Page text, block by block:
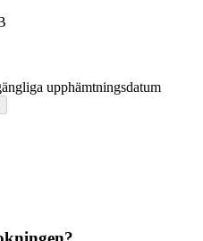
upphämtningsdatum